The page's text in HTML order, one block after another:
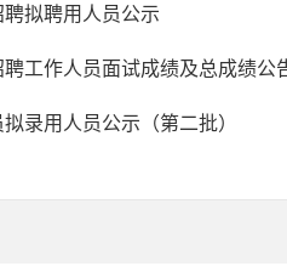
拟聘用人员公示
工作人员面试成绩及总成绩公
录用人员公示（第二批）